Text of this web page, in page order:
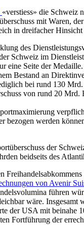
«verstiess» die Schweiz
mit Waren,
in dreifacher
des
Schweiz im
eine Seite der
Bestand an
bei rund 130
von rund 20
bezogen werden
der
beidseits des
von Avenir
führen
wäre.
der USA mit
Fortführung der